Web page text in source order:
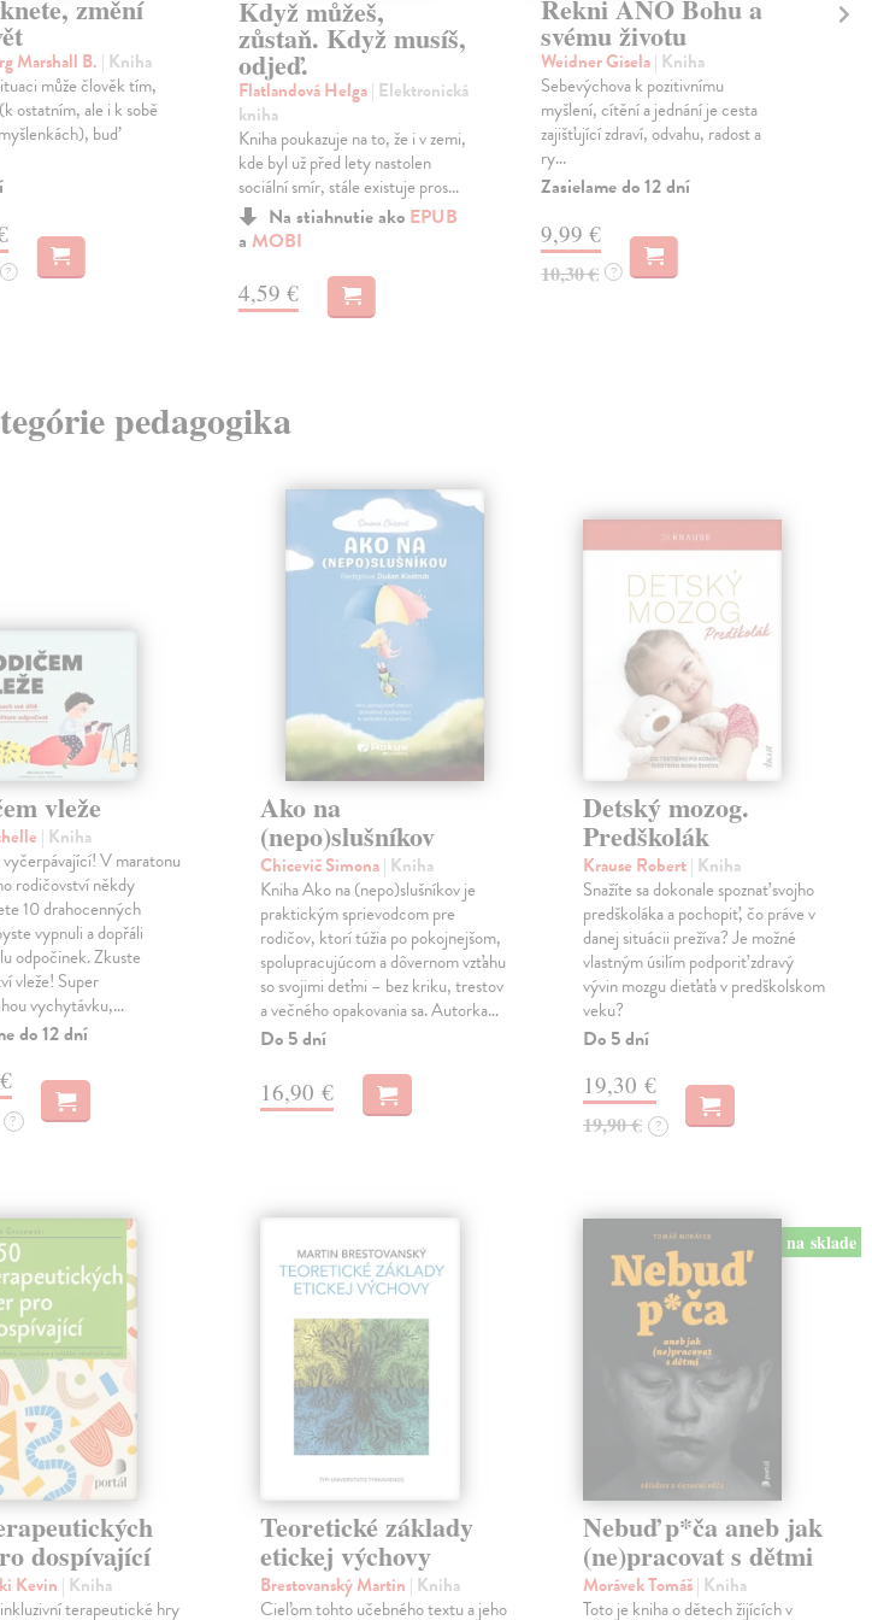
změní
Marshall B. | Kniha
může člověk tím,
ostatním, ale i k sobě
buď
?
Když můžeš,
zůstaň. Když musíš,
odjeď.
Flatlandová Helga| Elektronická
kniha
Kniha poukazuje na to, že i v zemi,
kde byl už před lety nastolen
sociální smír, stále existuje pros...
Na stiahnutie ako EPUB
a MOBI
4,59 €
Řekni ANO Bohu a
svému životu
Weidner Gisela| Kniha
Sebevýchova k pozitivnímu
myšlení, cítění a jednání je cesta
zajišťující zdraví, odvahu, radost a
ry...
Zasielame do 12 dní
9,99 €
10,30 € ?
pedagogika
vleže
| Kniha
V maratonu
rodičovství někdy
10 drahocenných
vypnuli a dopřáli
odpočinek. Zkuste
vleže! Super
vychytávku,…
do 12 dní
?
Ako na
(nepo)slušníkov
Chicevič Simona| Kniha
Kniha Ako na (nepo)slušníkov je
praktickým sprievodcom pre
rodičov, ktorí túžia po pokojnejšom,
spolupracujúcom a dôvernom vzťahu
so svojimi deťmi – bez kriku, trestov
a večného opakovania sa. Autorka…
Do 5 dní
16,90 €
Detský mozog.
Predškolák
Krause Robert| Kniha
Snažíte sa dokonale spoznať svojho
predškoláka a pochopiť, čo práve v
danej situácii prežíva? Je možné
vlastným úsilím podporiť zdravý
vývin mozgu dieťaťa v predškolskom
veku?
Do 5 dní
19,30 €
19,90 € ?
dospívající
Kevin | Kniha
terapeutické hry
Teoretické základy
etickej výchovy
Brestovanský Martin | Kniha
Cieľom tohto učebného textu a jeho
na sklade
Nebuď p*ča aneb jak
(ne)pracovat s dětmi
Morávek Tomáš| Kniha
Toto je kniha o dětech žijících v